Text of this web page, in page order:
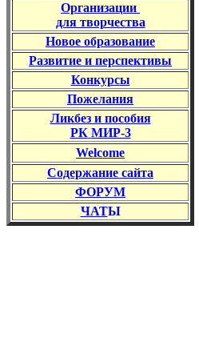
Организации
для творчества
Новое образование
Развитие и перспективы
Конкурсы
Пожелания
Ликбез и пособия
РК МИР-3
Welcome
Содержание сайта
ФОРУМ
ЧАТЫ